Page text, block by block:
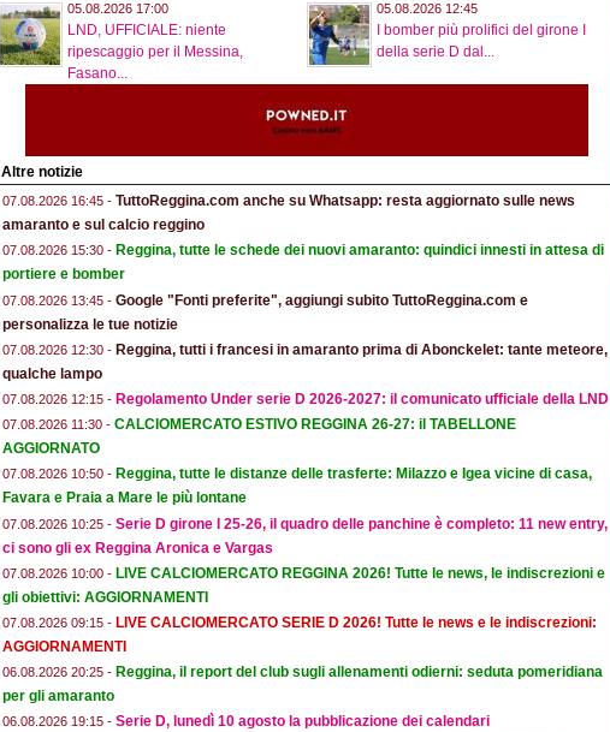
05.08.2026 17:00
LND, UFFICIALE: niente
ripescaggio per il Messina,
Fasano...
05.08.2026 12:45
I bomber più prolifici del girone I
della serie D dal...
Altre notizie
07.08.2026 16:45 - TuttoReggina.com anche su Whatsapp: resta aggiornato sulle news
amaranto e sul calcio reggino
07.08.2026 15:30 - Reggina, tutte le schede dei nuovi amaranto: quindici innesti in attesa di
portiere e bomber
07.08.2026 13:45 - Google "Fonti preferite", aggiungi subito TuttoReggina.com e
personalizza le tue notizie
07.08.2026 12:30 - Reggina, tutti i francesi in amaranto prima di Abonckelet: tante meteore,
qualche lampo
07.08.2026 12:15 - Regolamento Under serie D 2026-2027: il comunicato ufficiale della LND
07.08.2026 11:30 - CALCIOMERCATO ESTIVO REGGINA 26-27: il TABELLONE
AGGIORNATO
07.08.2026 10:50 - Reggina, tutte le distanze delle trasferte: Milazzo e Igea vicine di casa,
Favara e Praia a Mare le più lontane
07.08.2026 10:25 - Serie D girone I 25-26, il quadro delle panchine è completo: 11 new entry,
ci sono gli ex Reggina Aronica e Vargas
07.08.2026 10:00 - LIVE CALCIOMERCATO REGGINA 2026! Tutte le news, le indiscrezioni e
gli obiettivi: AGGIORNAMENTI
07.08.2026 09:15 - LIVE CALCIOMERCATO SERIE D 2026! Tutte le news e le indiscrezioni:
AGGIORNAMENTI
06.08.2026 20:25 - Reggina, il report del club sugli allenamenti odierni: seduta pomeridiana
per gli amaranto
06.08.2026 19:15 - Serie D, lunedì 10 agosto la pubblicazione dei calendari